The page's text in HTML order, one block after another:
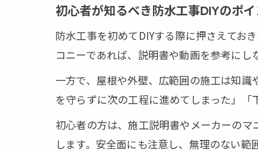
初心者が知るべき防水工事DIYのポイ
防水工事を初めてDIYする際に押さえてお
コニーであれば、説明書や動画を参考にし
一方で、屋根や外壁、広範囲の施工は知
を守らずに次の工程に進めてしまった」「
初心者の方は、施工説明書やメーカーの
します。安全面にも注意し、無理のない範